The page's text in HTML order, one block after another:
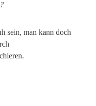
sein, man kann doch